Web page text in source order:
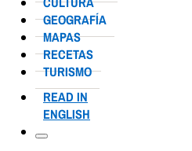
GEOGRAFÍA
MAPAS
RECETAS
TURISMO
READ IN
ENGLISH